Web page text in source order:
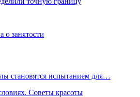
о занятости
становятся испытанием для…
Советы красоты